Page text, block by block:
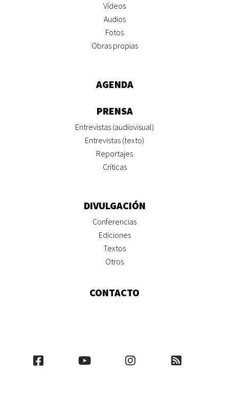
Vídeos
Audios
Fotos
Obras propias
AGENDA
PRENSA
Entrevistas (audiovisual)
Entrevistas (texto)
Reportajes
Críticas
DIVULGACIÓN
Conferencias
Ediciones
Textos
Otros
CONTACTO